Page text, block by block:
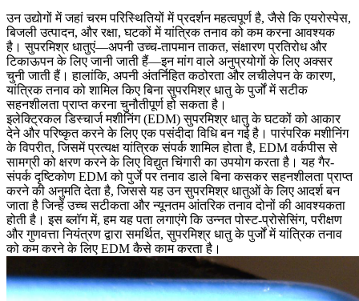
उन उद्योगों में जहां चरम परिस्थितियों में प्रदर्शन महत्वपूर्ण है, जैसे किएयरोस्पेस,
बिजली उत्पादन, औररक्षा, घटकों में यांत्रिक तनाव को कम करना आवश्यक
है।सुपरमिश्र धातुएं—अपनी उच्च-तापमान ताकत, संक्षारण प्रतिरोध और
टिकाऊपन के लिए जानी जाती हैं—इन मांग वाले अनुप्रयोगों के लिए अक्सर
चुनी जाती हैं। हालांकि, अपनी अंतर्निहित कठोरता और लचीलेपन के कारण,
यांत्रिक तनाव को शामिल किए बिना सुपरमिश्र धातु के पुर्जों में सटीक
सहनशीलता प्राप्त करना चुनौतीपूर्ण हो सकता है।
इलेक्ट्रिकल डिस्चार्ज मशीनिंग (EDM)सुपरमिश्र धातु के घटकों को आकार
देने और परिष्कृत करने के लिए एक पसंदीदा विधि बन गई है। पारंपरिक मशीनिंग
के विपरीत, जिसमें प्रत्यक्ष यांत्रिक संपर्क शामिल होता है, EDM वर्कपीस से
सामग्री को क्षरण करने के लिए विद्युत चिंगारी का उपयोग करता है। यह गैर-
संपर्क दृष्टिकोण EDM को पुर्जे पर तनाव डाले बिना कसकर सहनशीलता प्राप्त
करने की अनुमति देता है, जिससे यह उन सुपरमिश्र धातुओं के लिए आदर्श बन
जाता है जिन्हें उच्च सटीकता और न्यूनतम आंतरिक तनाव दोनों की आवश्यकता
होती है। इस ब्लॉग में, हम यह पता लगाएंगे किउन्नत पोस्ट-प्रोसेसिंग, परीक्षण
और गुणवत्ता नियंत्रण द्वारा समर्थित, सुपरमिश्र धातु के पुर्जों में यांत्रिक तनाव
को कम करने के लिए EDM कैसे काम करता है।